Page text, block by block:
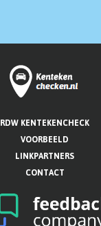
RDW KENTEKENCHECK
VOORBEELD
LINKPARTNERS
CONTACT